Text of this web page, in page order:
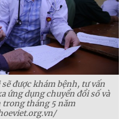
được khám bệnh, tư vấn
ứng dụng chuyển đổi số và
tháng 5 năm